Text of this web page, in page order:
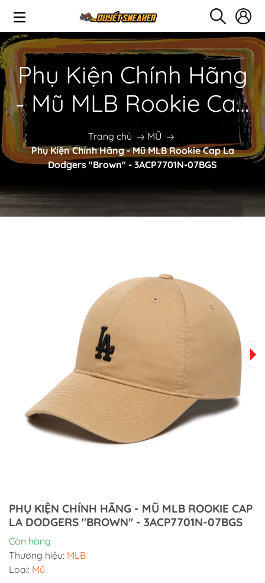
Phụ Kiện Chính Hãng
- Mũ MLB Rookie Cap
La Dodgers "Brown" -
3ACP7701N-07BGS
Trang chủ
MŨ
Phụ Kiện Chính Hãng - Mũ MLB Rookie Cap La
Dodgers "Brown" - 3ACP7701N-07BGS
PHỤ KIỆN CHÍNH HÃNG - MŨ MLB ROOKIE CAP
LA DODGERS "BROWN" - 3ACP7701N-07BGS
Còn hàng
Thương hiệu: MLB
Loại: Mũ